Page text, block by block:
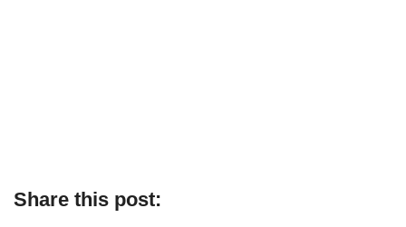
Share this post: